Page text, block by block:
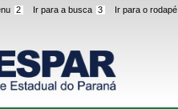
2 Ir para a busca 3 Ir para o rodapé